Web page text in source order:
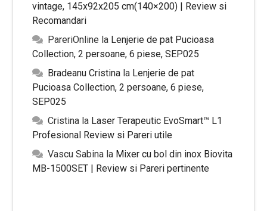
vintage, 145x92x205 cm(140×200) | Review si
Recomandari
PareriOnline la Lenjerie de pat Pucioasa
Collection, 2 persoane, 6 piese, SEP025
Bradeanu Cristina la Lenjerie de pat
Pucioasa Collection, 2 persoane, 6 piese,
SEP025
Cristina la Laser Terapeutic EvoSmart™ L1
Profesional Review si Pareri utile
Vascu Sabina la Mixer cu bol din inox Biovita
MB-1500SET | Review si Pareri pertinente